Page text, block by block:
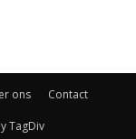
ons Contact
TagDiv